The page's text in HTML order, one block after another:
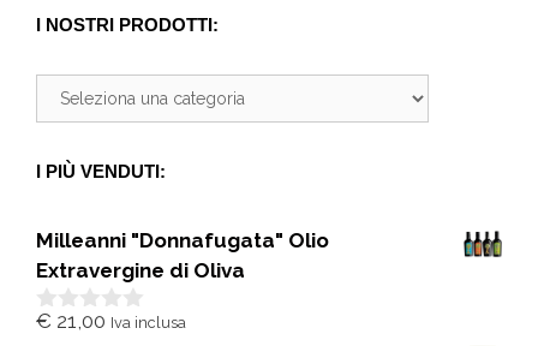
I NOSTRI PRODOTTI:
I PIÙ VENDUTI:
Milleanni "Donnafugata" Olio
Extravergine di Oliva
0
€ 21,00 Iva inclusa